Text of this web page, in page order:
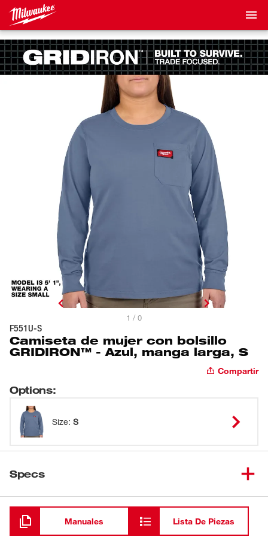
1 / 0
F551U-S
Camiseta de mujer con bolsillo
GRIDIRON™ - Azul, manga larga, S
Compartir
Options:
Size: S
Specs
Cargando
Manuales Lista De Piezas